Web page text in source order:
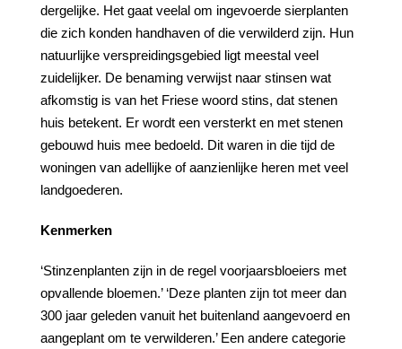
dergelijke. Het gaat veelal om ingevoerde sierplanten
die zich konden handhaven of die verwilderd zijn. Hun
natuurlijke verspreidingsgebied ligt meestal veel
zuidelijker. De benaming verwijst naar stinsen wat
afkomstig is van het Friese woord stins, dat stenen
huis betekent. Er wordt een versterkt en met stenen
gebouwd huis mee bedoeld. Dit waren in die tijd de
woningen van adellijke of aanzienlijke heren met veel
landgoederen.
Kenmerken
‘Stinzenplanten zijn in de regel voorjaarsbloeiers met
opvallende bloemen.’ ‘Deze planten zijn tot meer dan
300 jaar geleden vanuit het buitenland aangevoerd en
aangeplant om te verwilderen.’ Een andere categorie